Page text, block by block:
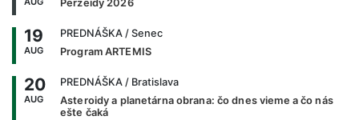
Perzeidy 2026
19
AUG
PREDNÁŠKA / Senec
Program ARTEMIS
20
AUG
PREDNÁŠKA / Bratislava
Asteroidy a planetárna obrana: čo dnes vieme a čo nás
ešte čaká